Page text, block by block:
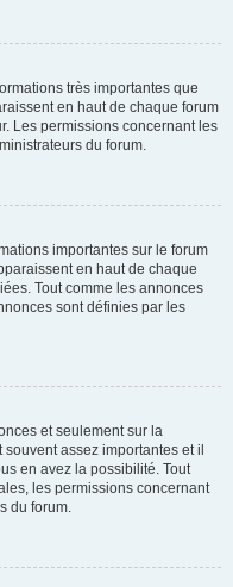
très importantes que
en haut de chaque forum
Les permissions concernant les
du forum.
importantes sur le forum
en haut de chaque
Tout comme les annonces
sont définies par les
et seulement sur la
assez importantes et il
en avez la possibilité. Tout
les permissions concernant
du forum.